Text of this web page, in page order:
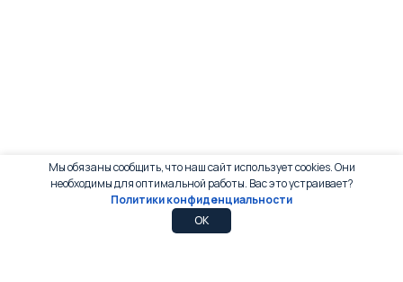
Мы обязаны сообщить, что наш сайт использует cookies. Они
необходимы для оптимальной работы. Вас это устраивает?
Политики конфиденциальности
OK